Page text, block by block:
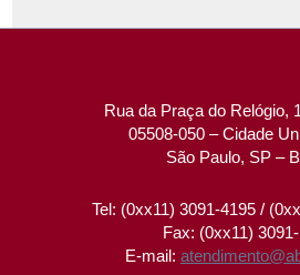
Rua da Praça do Relógio,
05508-050 – Cidade
São Paulo, SP –
Tel: (0xx11) 3091-4195 /
Fax: (0xx11)
E-mail: